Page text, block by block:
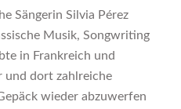
Sängerin Silvia Pérez
Musik, Songwriting
in Frankreich und
und dort zahlreiche
wieder abzuwerfen